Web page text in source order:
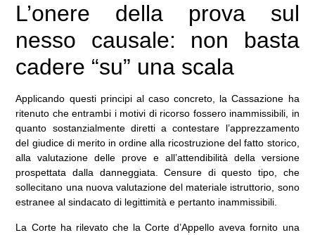
L’onere della prova sul
nesso causale: non basta
cadere “su” una scala
Applicando questi principi al caso concreto, la Cassazione ha
ritenuto che entrambi i motivi di ricorso fossero inammissibili, in
quanto sostanzialmente diretti a contestare l’apprezzamento
del giudice di merito in ordine alla ricostruzione del fatto storico,
alla valutazione delle prove e all’attendibilità della versione
prospettata dalla danneggiata. Censure di questo tipo, che
sollecitano una nuova valutazione del materiale istruttorio, sono
estranee al sindacato di legittimità e pertanto inammissibili.
La Corte ha rilevato che la Corte d’Appello aveva fornito una